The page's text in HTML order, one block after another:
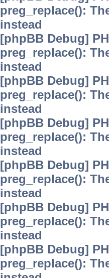
preg_replace():
instead
[phpBB Debug]
preg_replace():
instead
[phpBB Debug]
preg_replace():
instead
[phpBB Debug]
preg_replace():
instead
[phpBB Debug]
preg_replace():
instead
[phpBB Debug]
preg_replace():
instead
[phpBB Debug]
preg_replace():